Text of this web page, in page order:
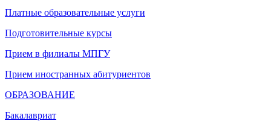
Платные образовательные услуги
Подготовительные курсы
Прием в филиалы МПГУ
Прием иностранных абитуриентов
ОБРАЗОВАНИЕ
Бакалавриат